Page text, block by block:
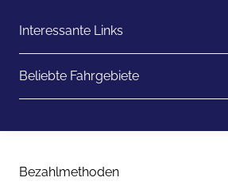
Interessante Links
Beliebte Fahrgebiete
Bezahlmethoden